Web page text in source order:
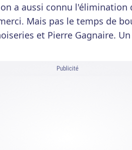
a aussi connu l'élimination
Mais pas le temps de
et Pierre Gagnaire.
Publicité